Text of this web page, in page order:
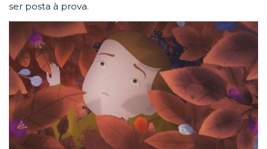
ser posta à prova.